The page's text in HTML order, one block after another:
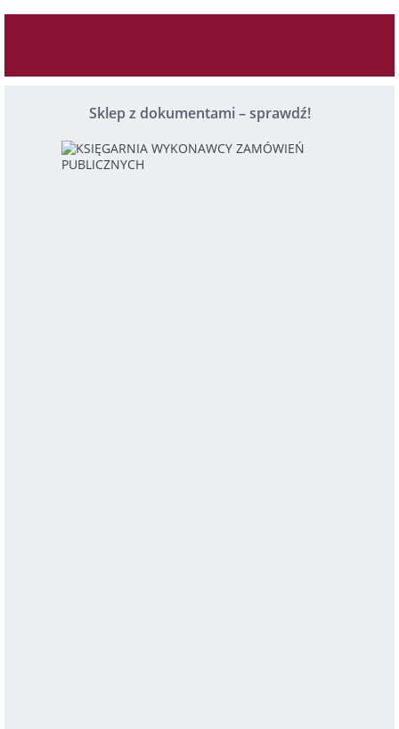
Sklep z dokumentami – sprawdź!